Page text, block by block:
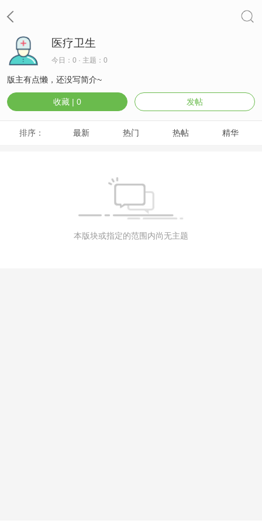
医疗卫生
今日：0 · 主题：0
版主有点懒，还没写简介~
收藏 | 0 发帖
排序： 最新 热门 热帖 精华
本版块或指定的范围内尚无主题